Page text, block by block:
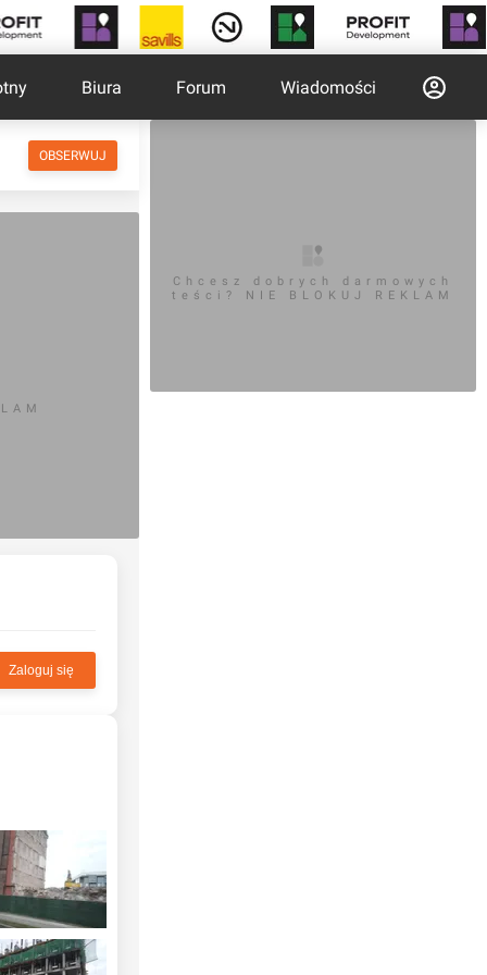
Biura Forum Wiadomości
OBSERWUJ
Zaloguj się
Chcesz dobrych darmowych
teści? NIE BLOKUJ REKLAM